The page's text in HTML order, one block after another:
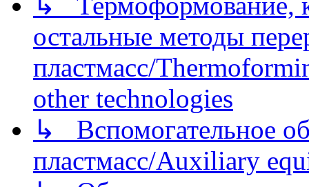
остальные методы
пластмасс/
other technologies
↳ Вспомогательное
пластмасс/Auxiliary